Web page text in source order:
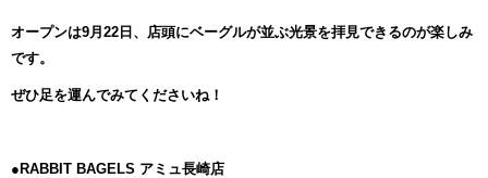
オープンは9月22日、店頭にベーグルが並ぶ光景を拝見できるのが楽しみ
です。
ぜひ足を運んでみてくださいね！
●RABBIT BAGELS アミュ長崎店